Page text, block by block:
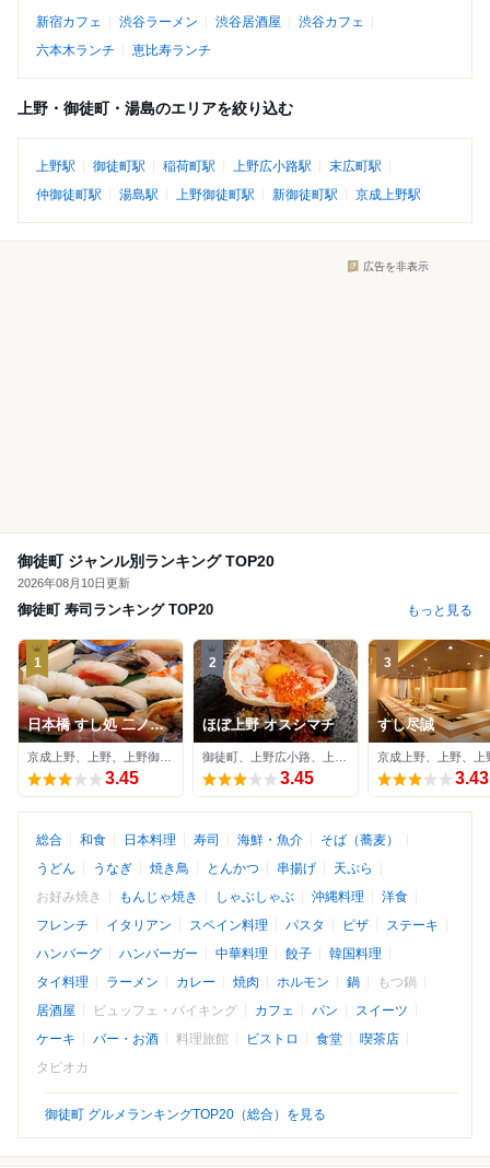
新宿カフェ
渋谷ラーメン 渋谷居酒屋
渋谷カフェ
六本木ランチ
恵比寿ランチ
上野・御徒町・湯島のエリアを絞り込む
上野駅 御徒町駅 稲荷町駅 上野広小路駅
末広町駅
仲御徒町駅
湯島駅 上野御徒町駅 新御徒町駅 京成上野駅
広告を非表示
御徒町 ジャンル別ランキング TOP20
2026年08月10日更新
御徒町 寿司ランキング TOP20 もっと見る
1
日本橋 すし処 二ノ宮
上野店
3.45
2
ほぼ上野 オスシマチ
3.45
3
すし尽誠
3.43
総合 和食 日本料理 寿司 海鮮・魚介
そば（蕎麦）
うどん
うなぎ 焼き鳥 とんかつ 串揚げ
天ぷら
お好み焼き
もんじゃ焼き しゃぶしゃぶ 沖縄料理
洋食
フレンチ
イタリアン スペイン料理 パスタ ピザ
ステーキ
ハンバーグ
ハンバーガー 中華料理 餃子
韓国料理
タイ料理
ラーメン カレー 焼肉 ホルモン 鍋
もつ鍋
居酒屋
ビュッフェ・バイキング カフェ パン
スイーツ
ケーキ
バー・お酒 料理旅館 ビストロ 食堂
喫茶店
タピオカ
御徒町 グルメランキングTOP20（総合）を見る